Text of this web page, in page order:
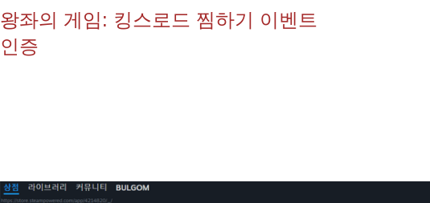
왕좌의 게임: 킹스로드 찜하기 이벤트
인증